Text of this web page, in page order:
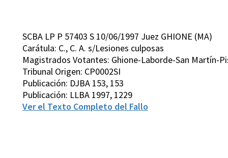
SCBA LP P 57403 S 10/06/1997 Juez GHIONE (MA)
Carátula: C., C. A. s/Lesiones culposas
Magistrados Votantes: Ghione-Laborde-San Martín-
Tribunal Origen: CP0002SI
Publicación: DJBA 153, 153
Publicación: LLBA 1997, 1229
Ver el Texto Completo del Fallo